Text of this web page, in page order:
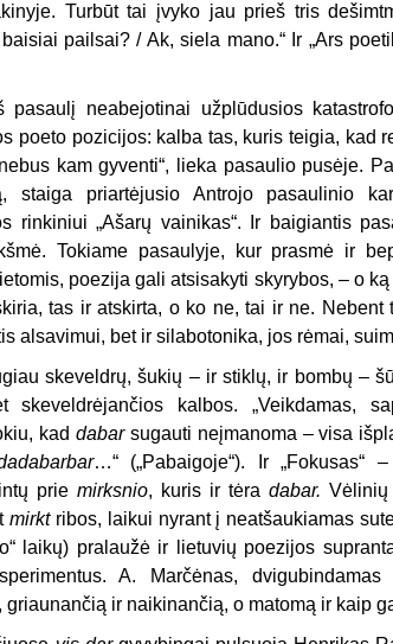
Turbūt tai įvyko jau prieš tris
pailsai? / Ak, siela mano.“ Ir „Ars
pasaulį neabejotinai užplūdusios
poeto pozicijos: kalba tas, kuris teigia, kad
kam gyventi“, lieka pasaulio pusėje.
staiga priartėjusio Antrojo pasaulinio
rinkiniui „Ašarų vainikas“. Ir baigiantis
Tokiame pasaulyje, kur prasmė ir
poezija gali atsisakyti skyrybos, – o
tas ir atskirta, o ko ne, tai ir ne.
alsavimui, bet ir silabotonika, jos rėmai,
skeveldrų, šukių – ir stiklų, ir bombų –
skeveldrėjančios kalbos. „Veikdamas,
kad dabar sugauti neįmanoma – visa
…“ („Pabaigoje“). Ir „Fokusas“
prie mirksnio, kuris ir tėra dabar.
mirkt ribos, laikui nyrant į neatšaukiamas
laikų) pralaužė ir lietuvių poezijos
A. Marčėnas,
griaunančią ir naikinančią, o matomą ir kaip